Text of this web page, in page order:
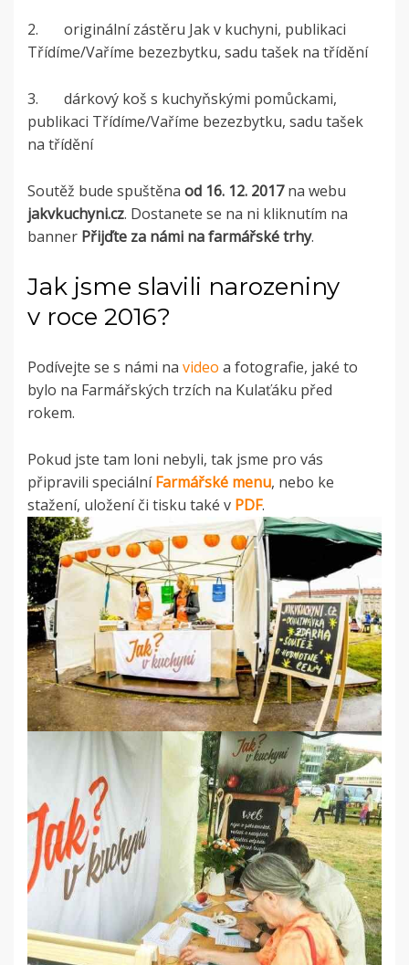
2. originální zástěru Jak v kuchyni, publikaci
Třídíme/Vaříme bezezbytku, sadu tašek na třídění
3. dárkový koš s kuchyňskými pomůckami,
publikaci Třídíme/Vaříme bezezbytku, sadu tašek
na třídění
Soutěž bude spuštěna od 16. 12. 2017na webu
jakvkuchyni.cz. Dostanete se na ni kliknutím na
banner Přijďte za námi na farmářské trhy.
Jak jsme slavili narozeniny
v roce 2016?
Podívejte se s námi na video a fotografie, jaké to
bylo na Farmářských trzích na Kulaťáku před
rokem.
Pokud jste tam loni nebyli, tak jsme pro vás
připravili speciálníFarmářské menu, nebo ke
stažení, uložení či tisku také v PDF.